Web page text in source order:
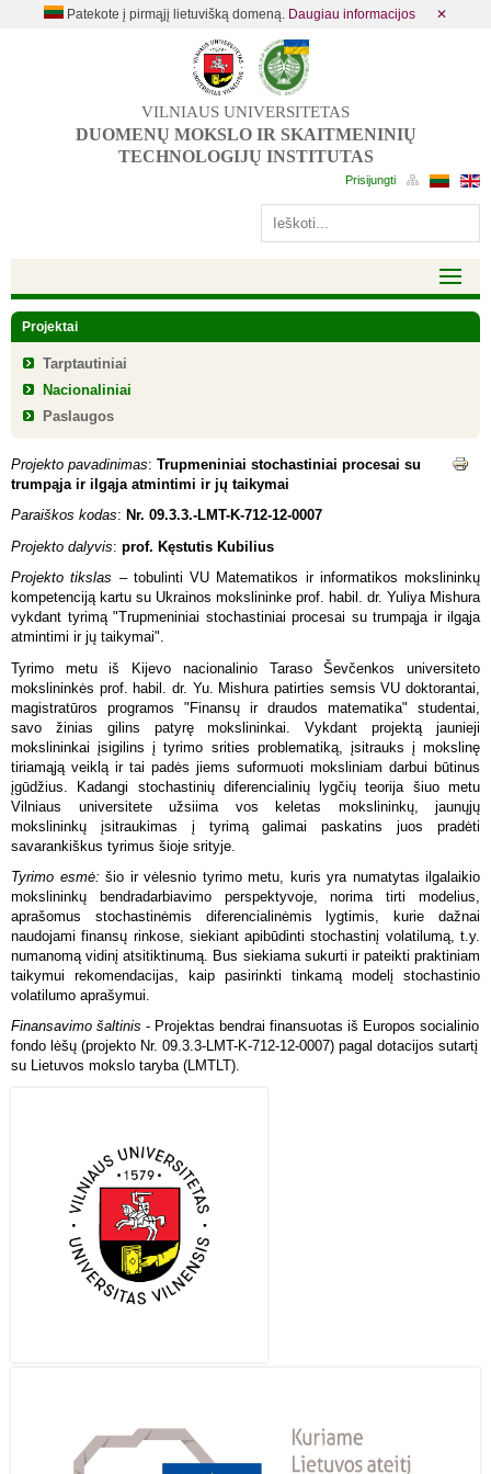
Patekote į pirmąjį lietuvišką domeną. Daugiau informacijos ✕
VILNIAUS UNIVERSITETAS
DUOMENŲ MOKSLO IR SKAITMENINIŲ
TECHNOLOGIJŲ INSTITUTAS
Projektai
Tarptautiniai
Nacionaliniai
Paslaugos
Projekto pavadinimas: Trupmeniniai stochastiniai procesai su
trumpąja ir ilgąja atmintimi ir jų taikymai
Paraiškos kodas: Nr. 09.3.3.-LMT-K-712-12-0007
Projekto dalyvis: prof. Kęstutis Kubilius
Projekto tikslas – tobulinti VU Matematikos ir informatikos mokslininkų
kompetenciją kartu su Ukrainos mokslininke prof. habil. dr. Yuliya Mishura
vykdant tyrimą "Trupmeniniai stochastiniai procesai su trumpąja ir ilgąja
atmintimi ir jų taikymai".
Tyrimo metu iš Kijevo nacionalinio Taraso Ševčenkos universiteto
mokslininkės prof. habil. dr. Yu. Mishura patirties semsis VU doktorantai,
magistratūros programos "Finansų ir draudos matematika" studentai,
savo žinias gilins patyrę mokslininkai. Vykdant projektą jaunieji
mokslininkai įsigilins į tyrimo srities problematiką, įsitrauks į mokslinę
tiriamąją veiklą ir tai padės jiems suformuoti moksliniam darbui būtinus
įgūdžius. Kadangi stochastinių diferencialinių lygčių teorija šiuo metu
Vilniaus universitete užsiima vos keletas mokslininkų, jaunųjų
mokslininkų įsitraukimas į tyrimą galimai paskatins juos pradėti
savarankiškus tyrimus šioje srityje.
Tyrimo esmė: šio ir vėlesnio tyrimo metu, kuris yra numatytas ilgalaikio
mokslininkų bendradarbiavimo perspektyvoje, norima tirti modelius,
aprašomus stochastinėmis diferencialinėmis lygtimis, kurie dažnai
naudojami finansų rinkose, siekiant apibūdinti stochastinį volatilumą, t.y.
numanomą vidinį atsitiktinumą. Bus siekiama sukurti ir pateikti praktiniam
taikymui rekomendacijas, kaip pasirinkti tinkamą modelį stochastinio
volatilumo aprašymui.
Finansavimo šaltinis - Projektas bendrai finansuotas iš Europos socialinio
fondo lėšų (projekto Nr. 09.3.3-LMT-K-712-12-0007) pagal dotacijos sutartį
su Lietuvos mokslo taryba (LMTLT).